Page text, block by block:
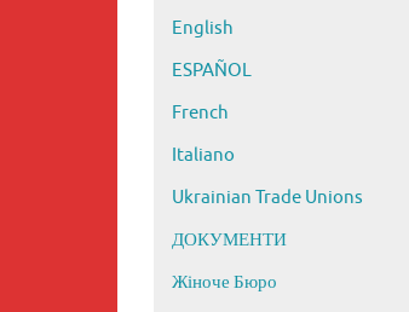
English
ESPAÑOL
French
Italiano
Ukrainian Trade Unions
ДОКУМЕНТИ
Жіноче Бюро